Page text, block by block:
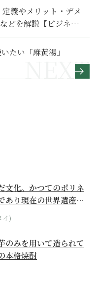
義やメリット・デメ
どを解説【ビジネス
たい「麻黄湯」
文化。かつてのポリネ
あり現在の世界遺産か
イ)
のみを用いて造られて
本格焼酎